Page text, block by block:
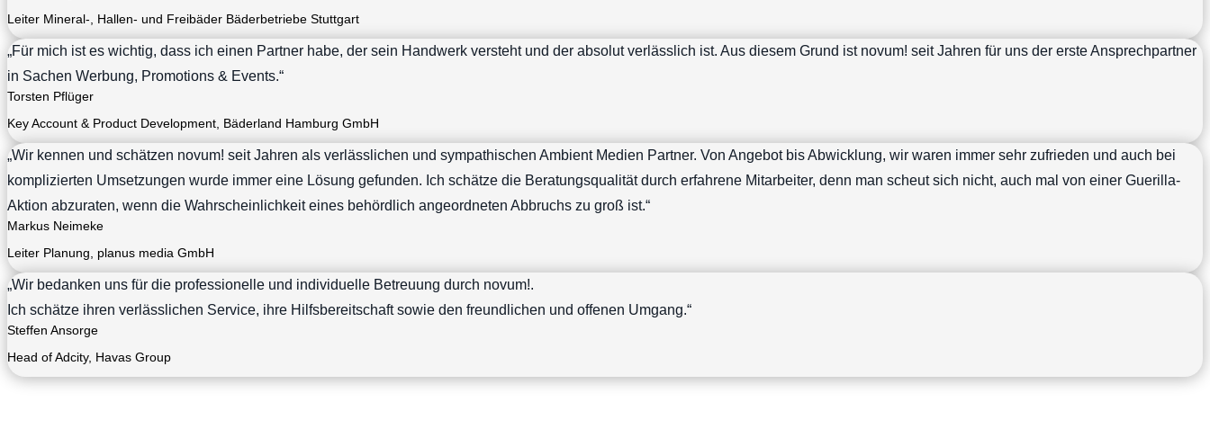
Leiter Mineral-, Hallen- und Freibäder Bäderbetriebe Stuttgart
„Für mich ist es wichtig, dass ich einen Partner habe, der sein Handwerk versteht und der absolut verlässlich ist. Aus diesem Grund ist novum! seit Jahren für uns der erste Ansprechpartner
in Sachen Werbung, Promotions & Events.“
Torsten Pflüger
Key Account & Product Development Bäderland Hamburg GmbH
„Wir kennen und schätzen novum! seit Jahren als verlässlichen und sympathischen Ambient Medien Partner. Von Angebot bis Abwicklung, wir waren immer sehr zufrieden und auch bei
komplizierten Umsetzungen wurde immer eine Lösung gefunden. Ich schätze die Beratungsqualität durch erfahrene Mitarbeiter, denn man scheut sich nicht, auch mal von einer Guerilla-
Aktion abzuraten, wenn die Wahrscheinlichkeit eines behördlich angeordneten Abbruchs zu groß ist.“
Markus Neimeke
Leiter Planung
planus media GmbH
„Wir bedanken uns für die professionelle und individuelle Betreuung durch novum!.
Ich schätze ihren verlässlichen Service, ihre Hilfsbereitschaft sowie den freundlichen und offenen Umgang.“
Steffen Ansorge
Head of Adcity, Havas Group